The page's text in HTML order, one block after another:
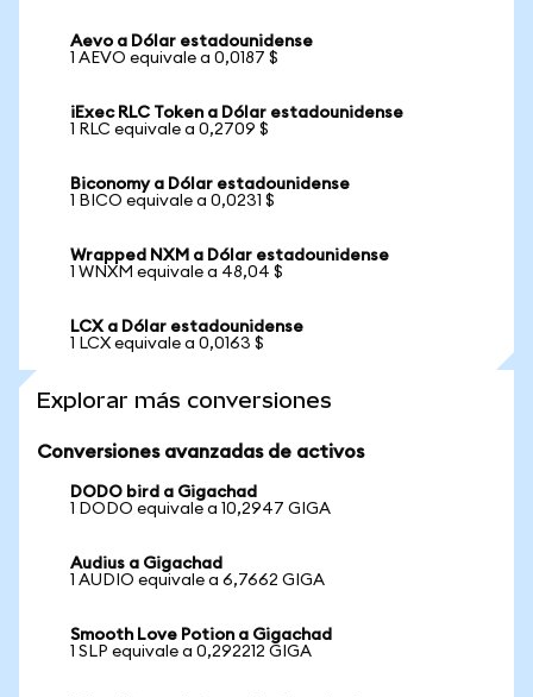
Aevo a Dólar estadounidense
1 AEVO equivale a 0,0187 $
iExec RLC Token a Dólar estadounidense
1 RLC equivale a 0,2709 $
Biconomy a Dólar estadounidense
1 BICO equivale a 0,0231 $
Wrapped NXM a Dólar estadounidense
1 WNXM equivale a 48,04 $
LCX a Dólar estadounidense
1 LCX equivale a 0,0163 $
Explorar más conversiones
Conversiones avanzadas de activos
DODO bird a Gigachad
1 DODO equivale a 10,2947 GIGA
Audius a Gigachad
1 AUDIO equivale a 6,7662 GIGA
Smooth Love Potion a Gigachad
1 SLP equivale a 0,292212 GIGA